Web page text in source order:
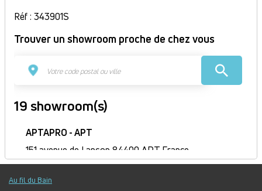
Réf : 343901S
Trouver un showroom proche de chez vous
19 showroom(s)
APTAPRO - APT
151 avenue de Lançon 84400 APT France
Itinéraire
Fermé
Au fil du Bain